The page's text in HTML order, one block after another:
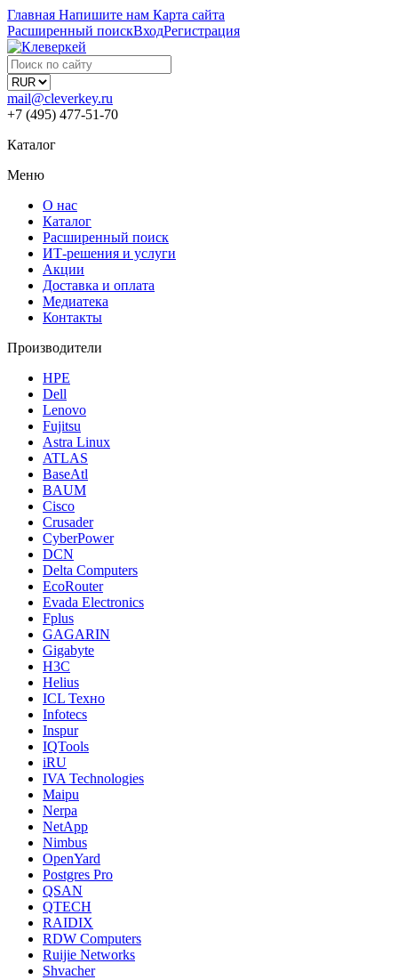
Главная Напишите нам Карта сайта
Расширенный поискВходРегистрация
mail@cleverkey.ru
+7 (495) 477-51-70
Каталог
Меню
О нас
Каталог
Расширенный поиск
ИТ-решения и услуги
Акции
Доставка и оплата
Медиатека
Контакты
Производители
HPE
Dell
Lenovo
Fujitsu
Astra Linux
ATLAS
BaseAtl
BAUM
Cisco
Crusader
CyberPower
DCN
Delta Computers
EcoRouter
Evada Electronics
Fplus
GAGARIN
Gigabyte
H3C
Helius
ICL Техно
Infotecs
Inspur
IQTools
iRU
IVA Technologies
Maipu
Nerpa
NetApp
Nimbus
OpenYard
Postgres Pro
QSAN
QTECH
RAIDIX
RDW Computers
Ruijie Networks
Shvacher